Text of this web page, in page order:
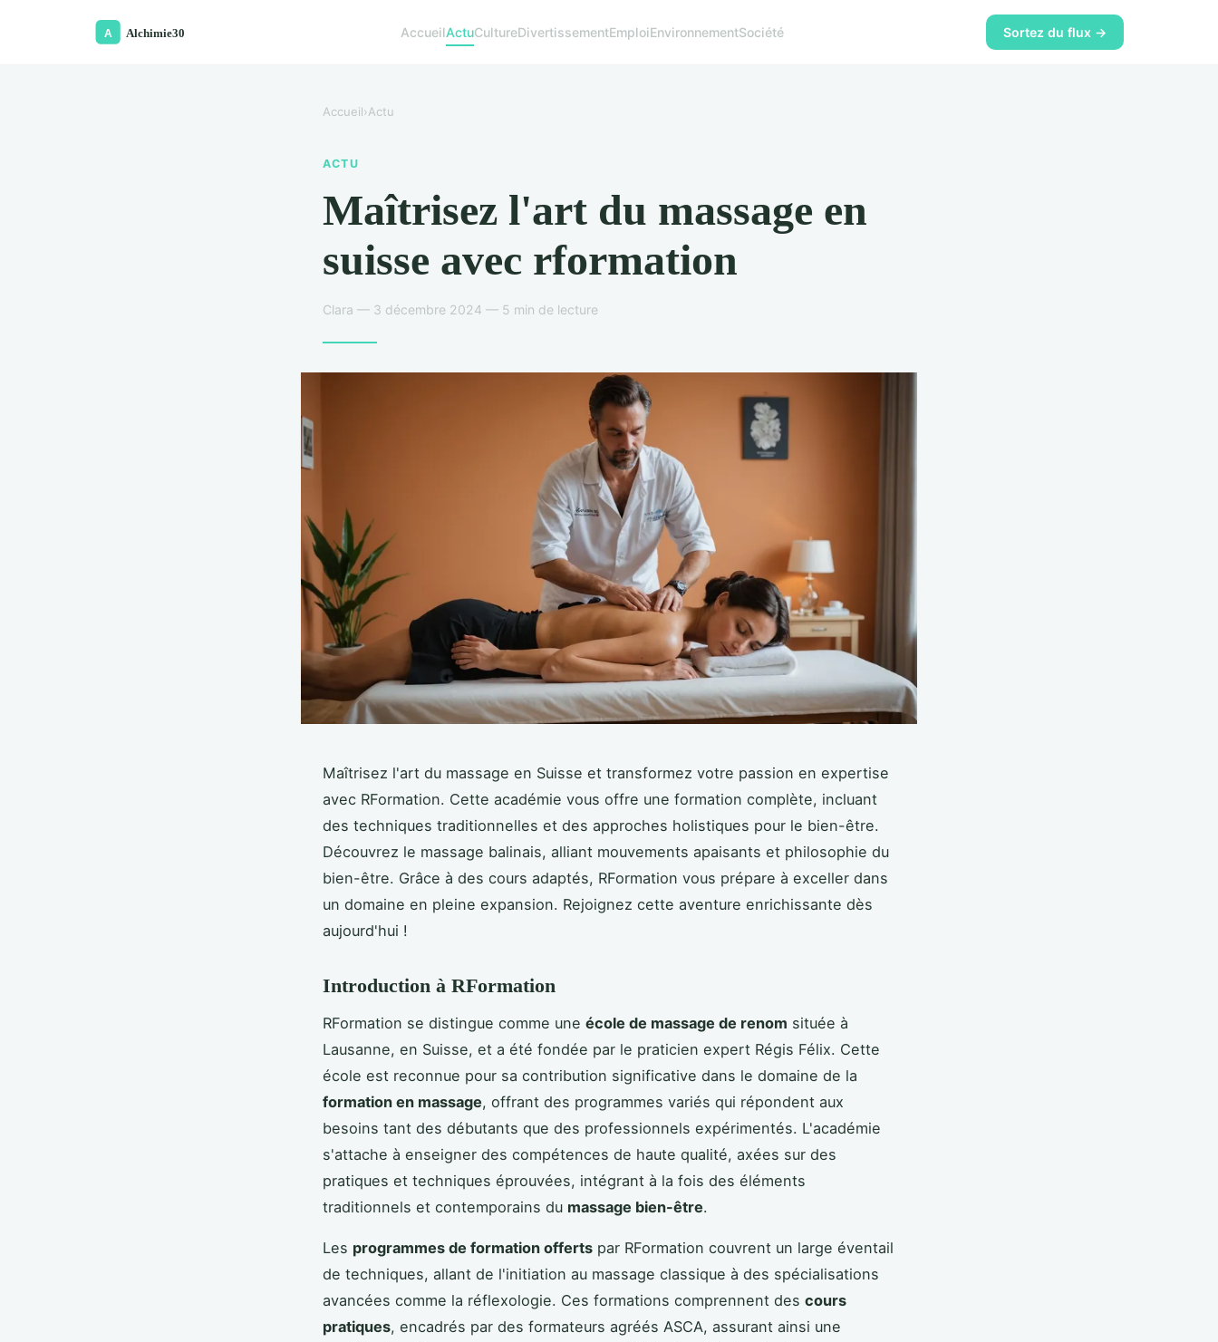
AccueilActuCultureDivertissementEmploiEnvironnementSociété Sortez du flux →
Accueil›Actu
ACTU
Maîtrisez l'art du massage en
suisse avec rformation
Clara — 3 décembre 2024 — 5 min de lecture
Maîtrisez l'art du massage en Suisse et transformez votre passion en expertise
avec RFormation. Cette académie vous offre une formation complète, incluant
des techniques traditionnelles et des approches holistiques pour le bien-être.
Découvrez le massage balinais, alliant mouvements apaisants et philosophie du
bien-être. Grâce à des cours adaptés, RFormation vous prépare à exceller dans
un domaine en pleine expansion. Rejoignez cette aventure enrichissante dès
aujourd'hui !
Introduction à RFormation
RFormation se distingue comme une école de massage de renom située à
Lausanne, en Suisse, et a été fondée par le praticien expert Régis Félix. Cette
école est reconnue pour sa contribution significative dans le domaine de la
formation en massage, offrant des programmes variés qui répondent aux
besoins tant des débutants que des professionnels expérimentés. L'académie
s'attache à enseigner des compétences de haute qualité, axées sur des
pratiques et techniques éprouvées, intégrant à la fois des éléments
traditionnels et contemporains du massage bien-être.
Les programmes de formation offerts par RFormation couvrent un large éventail
de techniques, allant de l'initiation au massage classique à des spécialisations
avancées comme la réflexologie. Ces formations comprennent des cours
pratiques, encadrés par des formateurs agréés ASCA, assurant ainsi une